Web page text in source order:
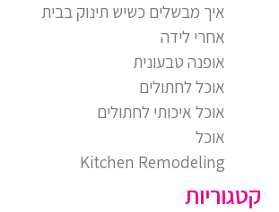
איך מבשלים כשיש תינוק בבית
אחרי לידה
אופנה טבעונית
אוכל לחתולים
אוכל איכותי לחתולים
אוכל
Kitchen Remodeling
קטגוריות